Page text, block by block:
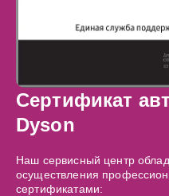
Сертификат
Dyson
Наш сервисный центр
осуществления
сертификатами: